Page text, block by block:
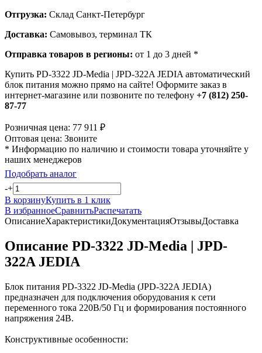
Отгрузка: Склад Санкт-Петербург
Доставка: Самовывоз, терминал ТК
Отправка товаров в регионы: от 1 до 3 дней *
Купить PD-3322 JD-Media | JPD-322A JEDIA автоматический
блок питания можно прямо на сайте! Оформите заказ в
интернет-магазине или позвоните по телефону +7 (812) 250-
87-77
Розничная цена: 77 911 ₽
Оптовая цена: Звоните
* Информацию по наличию и стоимости товара уточняйте у
наших менеджеров
Подобрать аналог
-+
В корзинуКупить в 1 клик
В избранноеСравнитьРаспечатать
ОписаниеХарактеристикиДокументацияОтзывыДоставка
Описание PD-3322 JD-Media | JPD-
322A JEDIA
Блок питания PD-3322 JD-Media (JPD-322A JEDIA)
предназначен для подключения оборудования к сети
переменного тока 220В/50 Гц и формирования постоянного
напряжения 24В.
Конструктивные особенности: